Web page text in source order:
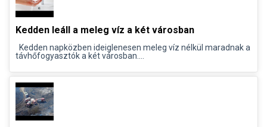
Kedden leáll a meleg víz a két városban
Kedden napközben ideiglenesen meleg víz nélkül maradnak a
távhőfogyasztók a két városban....